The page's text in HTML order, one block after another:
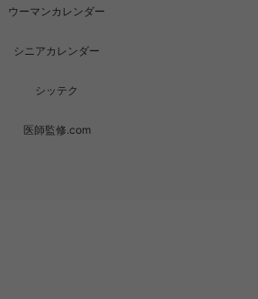
ウーマンカレンダー
シニアカレンダー
シッテク
医師監修.com